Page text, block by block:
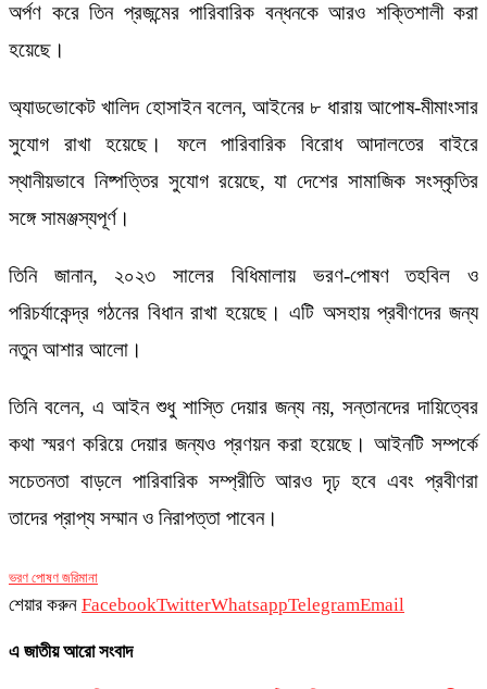
অর্পণ করে তিন প্রজন্মের পারিবারিক বন্ধনকে আরও শক্তিশালী করা
হয়েছে।
অ্যাডভোকেট খালিদ হোসাইন বলেন, আইনের ৮ ধারায় আপোষ-মীমাংসার
সুযোগ রাখা হয়েছে। ফলে পারিবারিক বিরোধ আদালতের বাইরে
স্থানীয়ভাবে নিষ্পত্তির সুযোগ রয়েছে, যা দেশের সামাজিক সংস্কৃতির
সঙ্গে সামঞ্জস্যপূর্ণ।
তিনি জানান, ২০২৩ সালের বিধিমালায় ভরণ-পোষণ তহবিল ও
পরিচর্যাকেন্দ্র গঠনের বিধান রাখা হয়েছে। এটি অসহায় প্রবীণদের জন্য
নতুন আশার আলো।
তিনি বলেন, এ আইন শুধু শাস্তি দেয়ার জন্য নয়, সন্তানদের দায়িত্বের
কথা স্মরণ করিয়ে দেয়ার জন্যও প্রণয়ন করা হয়েছে। আইনটি সম্পর্কে
সচেতনতা বাড়লে পারিবারিক সম্প্রীতি আরও দৃঢ় হবে এবং প্রবীণরা
তাদের প্রাপ্য সম্মান ও নিরাপত্তা পাবেন।
ভরণ পোষণ জরিমানা
শেয়ার করুন FacebookTwitterWhatsappTelegramEmail
এ জাতীয় আরো সংবাদ